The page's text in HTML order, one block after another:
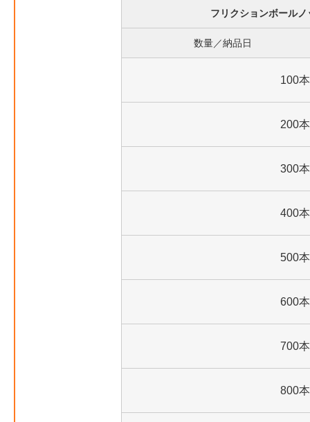
フリクションボール
数量／納品日
100本
200本
300本
400本
500本
600本
700本
800本